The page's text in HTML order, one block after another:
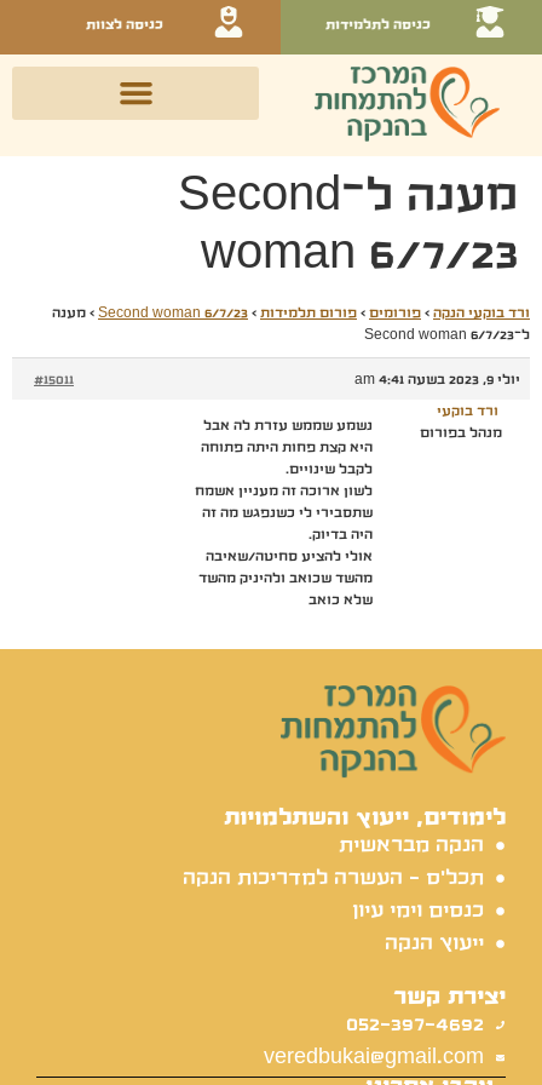
כניסה לתלמידות כניסה לצוות
מענה ל־Second
woman 6/7/23
ורד בוקעי הנקה › פורומים › פורום תלמידות ›
Second woman 6/7/23
› מענה
ל־Second woman 6/7/23
יולי 9, 2023 בשעה 4:41 am #15011
ורד בוקעי
מנהל בפורום
נשמע שממש עזרת לה אבל
היא קצת פחות היתה פתוחה
לקבל שינויים.
לשון ארוכה זה מעניין אשמח
שתסבירי לי כשנפגש מה זה
היה בדיוק.
אולי להציע סחיטה/שאיבה
מהשד שכואב ולהיניק מהשד
שלא כואב
לימודים, ייעוץ והשתלמויות
הנקה מבראשית
תכל'ס - העשרה למדריכות הנקה
כנסים וימי עיון
ייעוץ הנקה
יצירת קשר
052-397-4692
veredbukai@gmail.com